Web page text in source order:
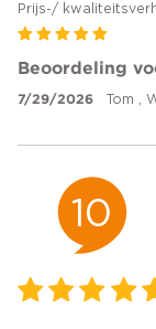
Prijs-/
Beoordeling
7/29/2026 Tom ,
10